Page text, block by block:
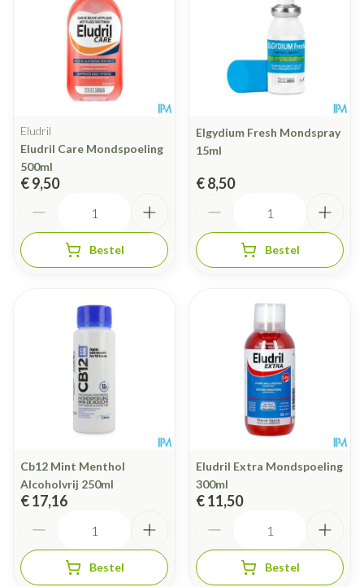
Eludril
Eludril Care Mondspoeling
500ml
€ 9,50
Bestel
Elgydium Fresh Mondspray
15ml
€ 8,50
Bestel
Cb12 Mint Menthol
Alcoholvrij 250ml
€ 17,16
Bestel
Eludril Extra Mondspoeling
300ml
€ 11,50
Bestel